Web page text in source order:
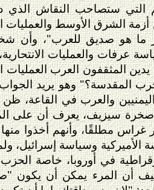
ستصاحب النقاش الذي
الشرق الأوسط والعمليات
ما هو صديق للعرب"، وأن
عرفات والعمليات
يدين المثقفون العرب
المقدسة؟" وهو يريد
والعرب في القاعة، ظن
سيزيف، يعرف أن على المرء
غراس مطلقًا، وأنهم أخذوا
الأميركية وسياسة إسرائيل،
في أوروبا، خاصة
أن المرء يمكن أن يكون